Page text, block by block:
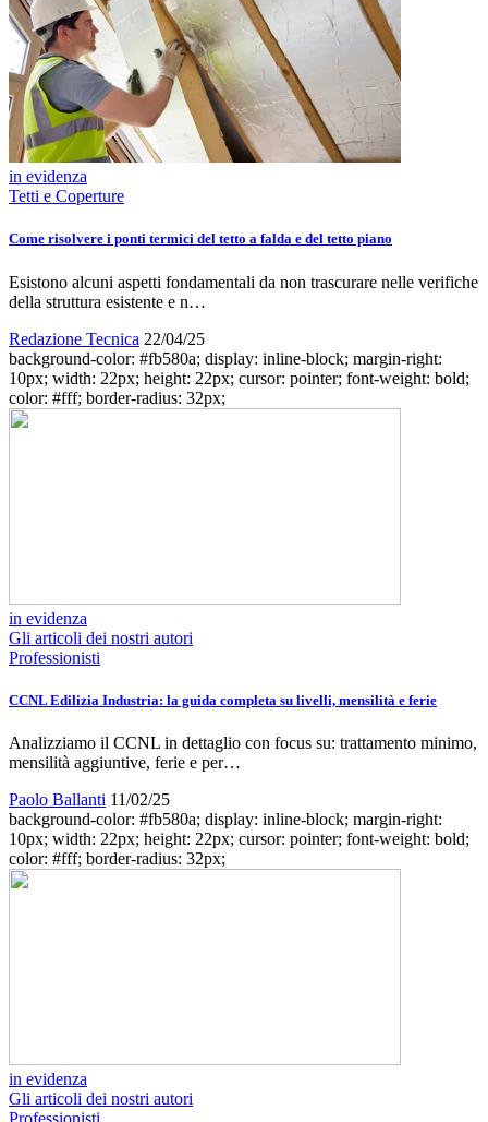
in evidenza
Tetti e Coperture
Come risolvere i ponti termici del tetto a falda e del tetto piano
Esistono alcuni aspetti fondamentali da non trascurare nelle verifiche
della struttura esistente e n…
Redazione Tecnica 22/04/25
background-color: #fb580a; display: inline-block; margin-right:
10px; width: 22px; height: 22px; cursor: pointer; font-weight: bold;
color: #fff; border-radius: 32px;
in evidenza
Gli articoli dei nostri autori
Professionisti
CCNL Edilizia Industria: la guida completa su livelli, mensilità e ferie
Analizziamo il CCNL in dettaglio con focus su: trattamento minimo,
mensilità aggiuntive, ferie e per…
Paolo Ballanti 11/02/25
background-color: #fb580a; display: inline-block; margin-right:
10px; width: 22px; height: 22px; cursor: pointer; font-weight: bold;
color: #fff; border-radius: 32px;
in evidenza
Gli articoli dei nostri autori
Professionisti